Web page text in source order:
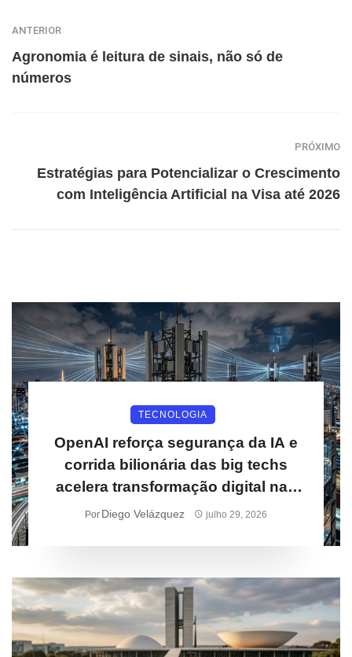
ANTERIOR
Agronomia é leitura de sinais, não só de
números
PRÓXIMO
Estratégias para Potencializar o Crescimento
com Inteligência Artificial na Visa até 2026
TECNOLOGIA
OpenAI reforça segurança da IA e
corrida bilionária das big techs
acelera transformação digital nas
empresas
Por Diego Velázquez julho 29, 2026